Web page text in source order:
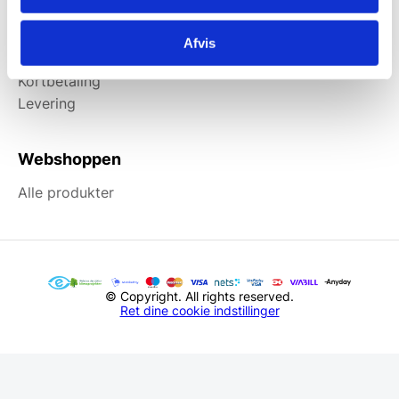
Afvis
Information
Kortbetaling
Levering
Webshoppen
Alle produkter
© Copyright. All rights reserved.
Ret dine cookie indstillinger